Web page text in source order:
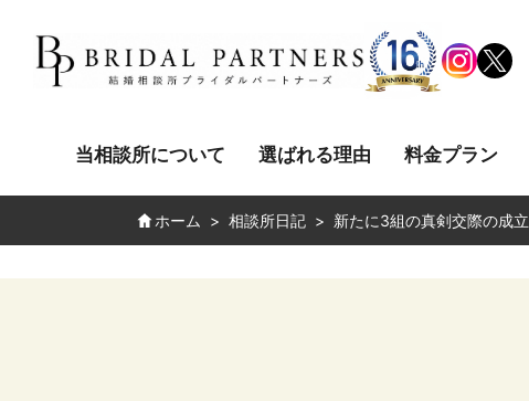
当相談所について 選ばれる理由 料金プラン
ホーム 相談所日記 新たに3組の真剣交際の成立